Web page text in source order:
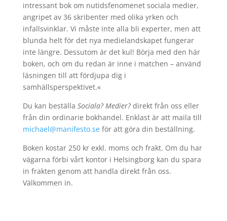
intressant bok om nutidsfenomenet sociala medier,
angripet av 36 skribenter med olika yrken och
infallsvinklar. Vi måste inte alla bli experter, men att
blunda helt för det nya medielandskapet fungerar
inte längre. Dessutom är det kul! Börja med den här
boken, och om du redan är inne i matchen – använd
läsningen till att fördjupa dig i
samhällsperspektivet.«
Du kan beställa Sociala? Medier?direkt från oss eller
från din ordinarie bokhandel. Enklast är att maila till
michael@manifesto.seför att göra din beställning.
Boken kostar 250 kr exkl. moms och frakt. Om du har
vägarna förbi vårt kontor i Helsingborg kan du spara
in frakten genom att handla direkt från oss.
Välkommen in.